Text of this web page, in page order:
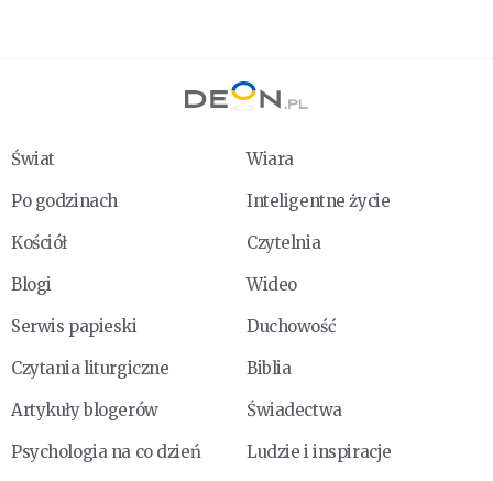
Świat
Wiara
Po godzinach
Inteligentne życie
Kościół
Czytelnia
Blogi
Wideo
Serwis papieski
Duchowość
Czytania liturgiczne
Biblia
Artykuły blogerów
Świadectwa
Psychologia na co dzień
Ludzie i inspiracje